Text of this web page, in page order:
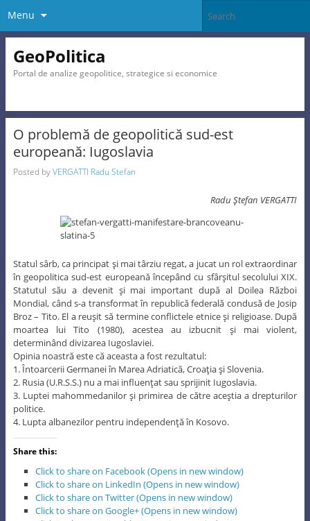
Menu
GeoPolitica
Portal de analize geopolitice, strategice si economice
O problemă de geopolitică sud-est
europeană: Iugoslavia
Posted byVERGATTI Radu Stefan
Radu Ştefan VERGATTI
Statul sârb, ca principat şi mai târziu regat, a jucat un rol extraordinar
în geopolitica sud-est europeană începând cu sfârşitul secolului XIX.
Statutul său a devenit şi mai important după al Doilea Război
Mondial, când s-a transformat în republică federală condusă de Josip
Broz – Tito. El a reuşit să termine conflictele etnice şi religioase. După
moartea lui Tito (1980), acestea au izbucnit şi mai violent,
determinând divizarea Iugoslaviei.
Opinia noastră este că aceasta a fost rezultatul:
1. Întoarcerii Germanei în Marea Adriatică, Croaţia şi Slovenia.
2. Rusia (U.R.S.S.) nu a mai influenţat sau sprijinit Iugoslavia.
3. Luptei mahommedanilor şi primirea de către aceştia a drepturilor
politice.
4. Lupta albanezilor pentru independenţă în Kosovo.
Share this:
Click to share on Facebook (Opens in new window)
Click to share on LinkedIn (Opens in new window)
Click to share on Twitter (Opens in new window)
Click to share on Google+ (Opens in new window)